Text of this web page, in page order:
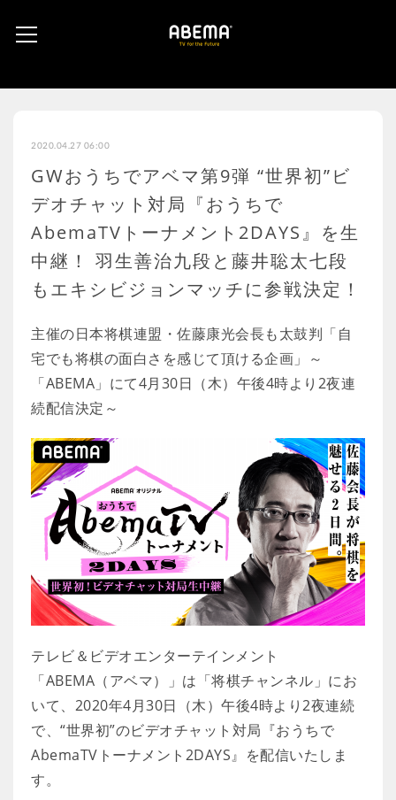
2020.04.27 06:00
GWおうちでアベマ第9弾 “世界初”ビ
デオチャット対局『おうちで
AbemaTVトーナメント2DAYS』を生
中継！ 羽生善治九段と藤井聡太七段
もエキシビジョンマッチに参戦決定！
主催の日本将棋連盟・佐藤康光会長も太鼓判「自
宅でも将棋の面白さを感じて頂ける企画」～
「ABEMA」にて4月30日（木）午後4時より2夜連
続配信決定～
テレビ＆ビデオエンターテインメント
「ABEMA（アベマ）」は「将棋チャンネル」にお
いて、2020年4月30日（木）午後4時より2夜連続
で、“世界初”のビデオチャット対局『おうちで
AbemaTVトーナメント2DAYS』を配信いたしま
す。